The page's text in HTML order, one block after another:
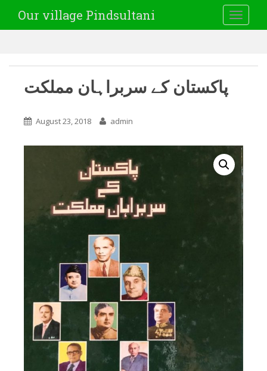
Our village Pindsultani
پاکستان کے سربراہان مملکت
August 23, 2018 admin